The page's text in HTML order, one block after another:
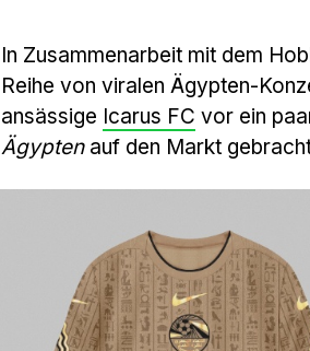
In Zusammenarbeit mit dem
Reihe von viralen Ägypten-
ansässige Icarus FC vor ein
Ägyptenauf den Markt